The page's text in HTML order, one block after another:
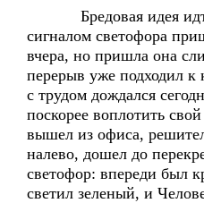
Бредовая идея
сигналом светофора
вчера, но пришла она
перерыв уже подходил к
с трудом дождался
поскорее воплотить
вышел из офиса,
налево, дошел до
светофор: впереди был
светил зеленый, и